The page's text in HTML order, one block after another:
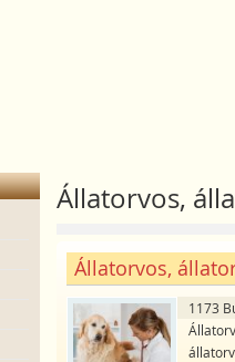
Állatorvos,
Állatorvos,
1173